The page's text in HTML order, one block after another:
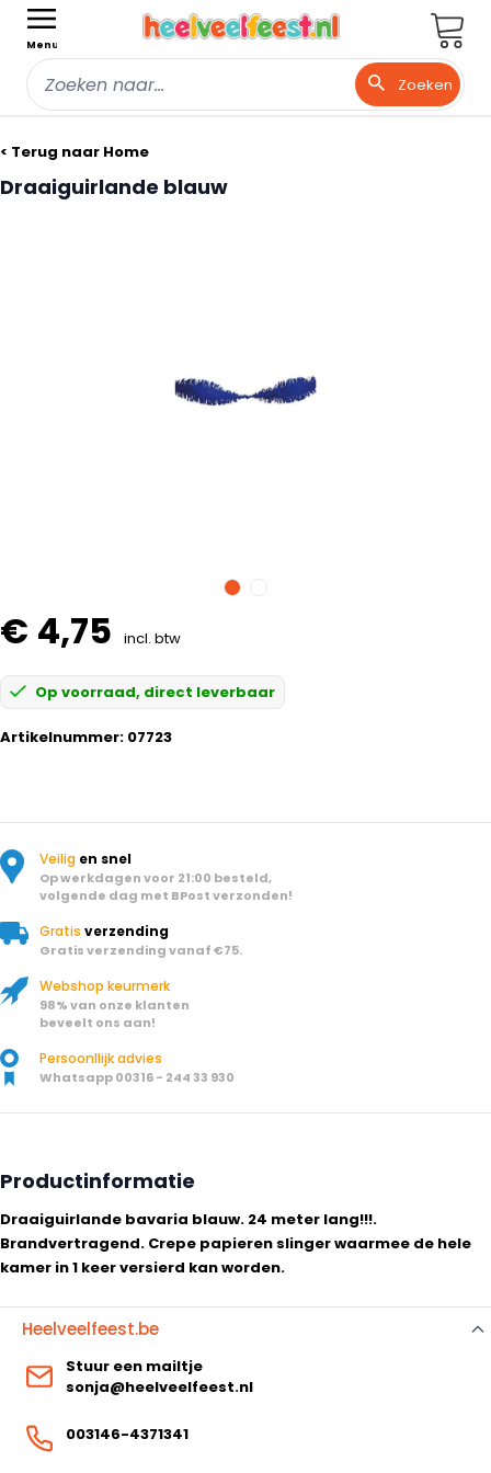
Menu
Zoeken
< Terug naar Home
Draaiguirlande blauw
€ 4,75 incl. btw
Op voorraad, direct leverbaar
Artikelnummer: 07723
Veilig en snel
Op werkdagen voor 21:00 besteld,
volgende dag met BPost verzonden!
Gratis verzending
Gratis verzending vanaf €75.
Webshop keurmerk
98% van onze klanten
beveelt ons aan!
Persoonllijk advies
Whatsapp 00316 - 244 33 930
Productinformatie
Draaiguirlande bavaria blauw. 24 meter lang!!!.
Brandvertragend. Crepe papieren slinger waarmee de hele
kamer in 1 keer versierd kan worden.
Heelveelfeest.be
Stuur een mailtje
sonja@heelveelfeest.nl
003146-4371341